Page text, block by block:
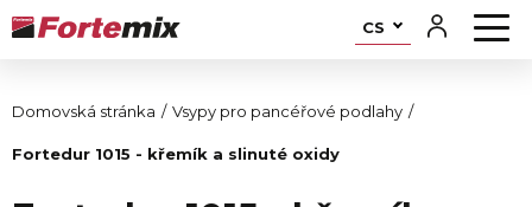
CS
Domovská stránka Vsypy pro pancéřové podlahy
Fortedur 1015 - křemík a slinuté oxidy